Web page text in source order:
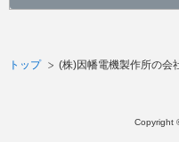
トップ (株)因幡電機製作所の会
Copyright